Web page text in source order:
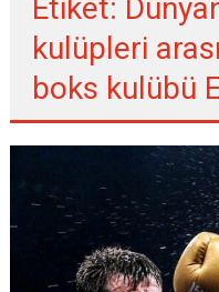
Etiket:
kulüpleri
boks kulübü